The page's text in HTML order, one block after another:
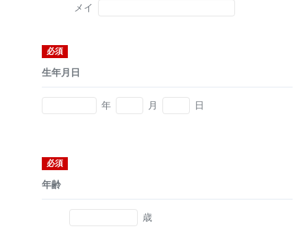
メイ
必須
生年月日
年 月 日
必須
年齢
歳